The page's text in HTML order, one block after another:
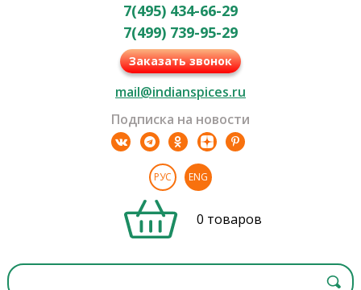
7(495) 434-66-29
7(499) 739-95-29
Заказать звонок
mail@indianspices.ru
Подписка на новости
РУС ENG
0 товаров